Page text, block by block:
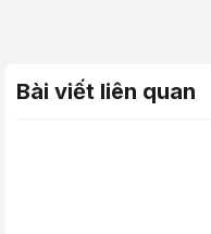
Bài viết liên quan